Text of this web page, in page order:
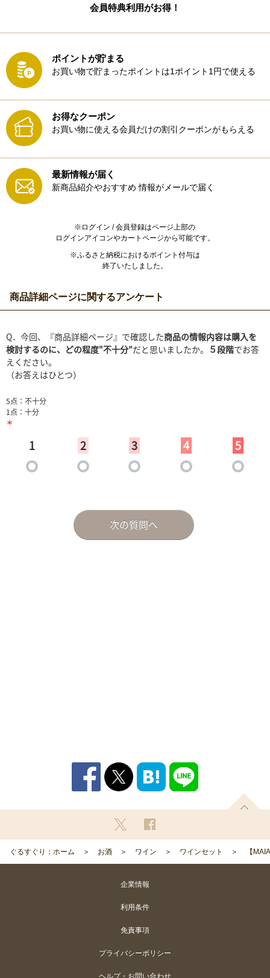
会員特典利用がお得！
ポイントが貯まる
お買い物で貯まったポイントは1ポイント1円で使える
お得なクーポン
お買い物に使える会員だけの割引クーポンがもらえる
最新情報が届く
新商品紹介やおすすめ 情報がメールで届く
※ログイン / 会員登録はページ上部の
ログインアイコンやカートページから可能です。
※ふるさと納税におけるポイント付与は
終了いたしました。
商品詳細ページに関するアンケート
ぐるすぐり：ホーム お酒 ワイン ワインセット 【
企業情報
利用条件
免責事項
プライバシーポリシー
ヘルプ・お問い合わせ